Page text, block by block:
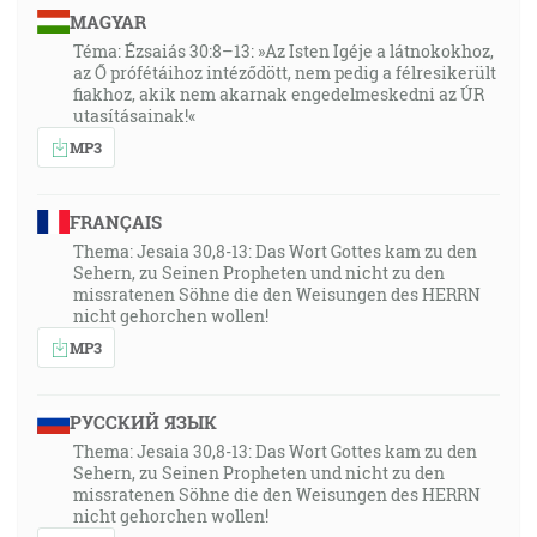
uzdravoval ich a vyslobodzoval z ich mnohej záhuby."
35:53
"Lukáš 5:31", "A Ježiš odpovedal a riekol im: Zdraví
nepotrebujú lekára, ale nemocní."
"2. Kroník/Paralipomenon 16:12", "Potom v tridsiatom
deviatom roku svojho kráľovstva onemocnel Aza na
svoje nohy, a to veľmi ťažkou nemocou. No, ani vo
svojej nemoci nehľadal Hospodina, ale lekárov."
37:14
brucho a naplň svoje vnútornosti týmto svitkom
knihy, ktorý ti dávam. A zjedol som, a bol v mojich
ústach čo do sladkosti ako med.
Zjavenie 10:9-10
MAGYAR
Téma: Ézsaiás 30:8–13: »Az Isten Igéje a látnokokhoz,
az Ő prófétáihoz intéződött, nem pedig a félresikerült
fiakhoz, akik nem akarnak engedelmeskedni az ÚR
utasításainak!«
MP3
FRANÇAIS
Thema: Jesaia 30,8-13: Das Wort Gottes kam zu den
Sehern, zu Seinen Propheten und nicht zu den
missratenen Söhne die den Weisungen des HERRN
nicht gehorchen wollen!
MP3
РУССКИЙ ЯЗЫК
Thema: Jesaia 30,8-13: Das Wort Gottes kam zu den
Sehern, zu Seinen Propheten und nicht zu den
missratenen Söhne die den Weisungen des HERRN
nicht gehorchen wollen!